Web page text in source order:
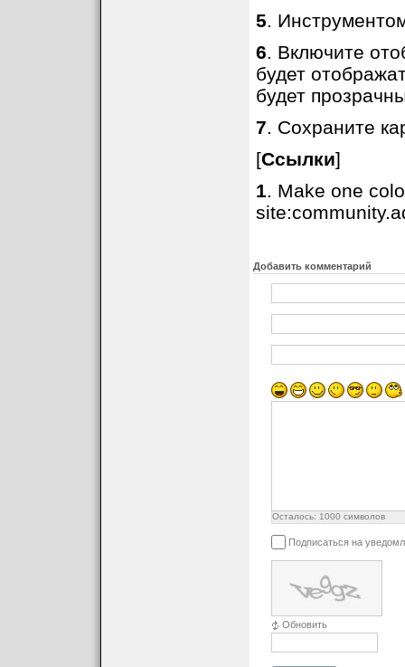
5.
6. Включите
будет
будет
7. Сохраните
[Ссылки]
1. Make one
Добавить комментарий
Осталось: 1000 символов
Подписаться на
Обновить